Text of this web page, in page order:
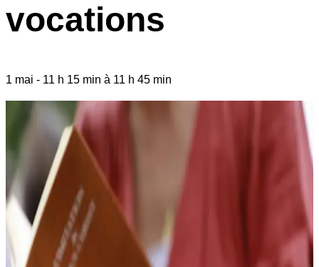
vocations
1 mai - 11 h 15 min à 11 h 45 min